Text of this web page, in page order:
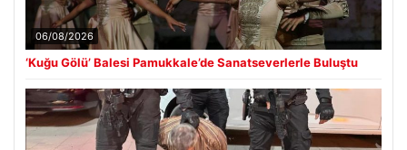
06/08/2026
‘Kuğu Gölü’ Balesi Pamukkale’de Sanatseverlerle Buluştu